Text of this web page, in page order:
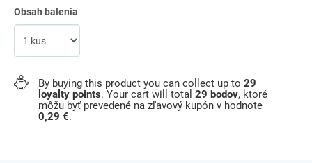
Obsah balenia
By buying this product you can collect up to 29
loyalty points. Your cart will total 29 bodov, ktoré
môžu byť prevedené na zľavový kupón v hodnote
0,29 €.